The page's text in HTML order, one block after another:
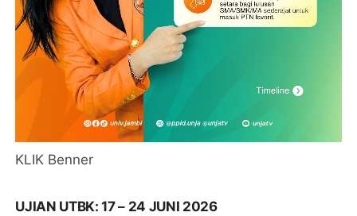
KLIK Benner
UJIAN UTBK: 17 – 24 JUNI 2026